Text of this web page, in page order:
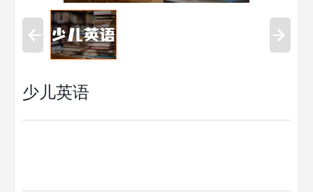
少儿英语